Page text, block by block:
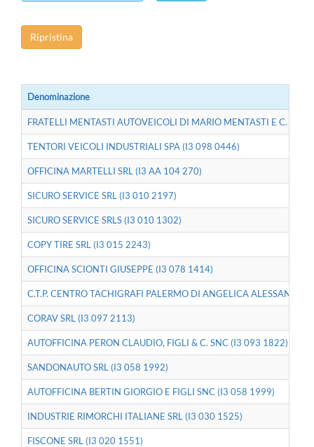
Ripristina
Denominazione
FRATELLI MENTASTI AUTOVEICOLI DI MARIO MENTASTI E C.
TENTORI VEICOLI INDUSTRIALI SPA (I3 098 0446)
OFFICINA MARTELLI SRL (I3 AA 104 270)
SICURO SERVICE SRL (I3 010 2197)
SICURO SERVICE SRLS (I3 010 1302)
COPY TIRE SRL (I3 015 2243)
OFFICINA SCIONTI GIUSEPPE (I3 078 1414)
C.T.P. CENTRO TACHIGRAFI PALERMO DI ANGELICA
CORAV SRL (I3 097 2113)
AUTOFFICINA PERON CLAUDIO, FIGLI & C. SNC (I3 093 1822)
SANDONAUTO SRL (I3 058 1992)
AUTOFFICINA BERTIN GIORGIO E FIGLI SNC (I3 058 1999)
INDUSTRIE RIMORCHI ITALIANE SRL (I3 030 1525)
FISCONE SRL (I3 020 1551)